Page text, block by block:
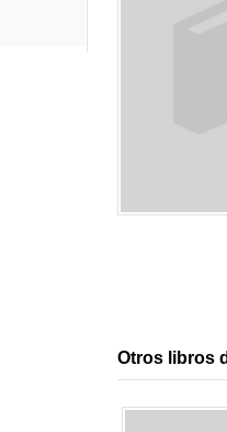
Otros libros